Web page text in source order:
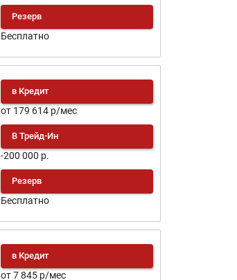
Резерв
Бесплатно
в Кредит
от 179 614 р/мес
В Трейд-Ин
-200 000 р.
Резерв
Бесплатно
в Кредит
от 7 845 р/мес